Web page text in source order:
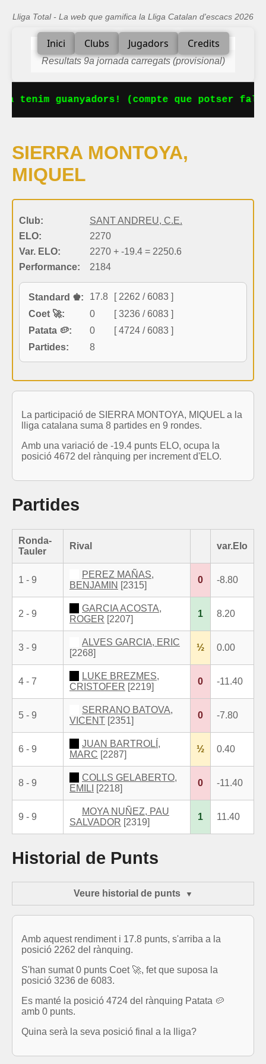
Lliga Total - La web que gamifica la Lliga Catalan d'escacs 2026
Inici Clubs Jugadors Credits
Resultats 9a jornada carregats (provisional)
tenim guanyadors! (compte que potser
SIERRA MONTOYA,
MIQUEL
Club:
SANT ANDREU, C.E.
ELO:
2270
Var. ELO:
2270 + -19.4 = 2250.6
Performance:
2184
Standard ♚: 17.8
[ 2262 / 6083 ]
Coet 🚀:
0
[ 3236 / 6083 ]
Patata 🥔:
0
[ 4724 / 6083 ]
Partides:
8
La participació de SIERRA MONTOYA, MIQUEL a la
lliga catalana suma 8 partides en 9 rondes.
Amb una variació de -19.4 punts ELO, ocupa la
posició 4672 del rànquing per increment d'ELO.
Partides
Ronda-
Tauler
Rival var.Elo
1 - 9
PEREZ MAÑAS,
BENJAMIN [2315]
0 -8.80
2 - 9
GARCIA ACOSTA,
ROGER [2207]
1 8.20
3 - 9
ALVES GARCIA, ERIC
[2268]
½ 0.00
4 - 7
LUKE BREZMES,
CRISTOFER [2219]
0 -11.40
5 - 9
SERRANO BATOVA,
VICENT [2351]
0 -7.80
6 - 9
JUAN BARTROLÍ,
MARC [2287]
½ 0.40
8 - 9
COLLS GELABERTO,
EMILI
[2218]
0 -11.40
9 - 9
MOYA NUÑEZ, PAU
SALVADOR [2319]
1 11.40
Historial de Punts
Veure historial de punts
Amb aquest rendiment i 17.8 punts, s'arriba a la
posició 2262 del rànquing.
S'han sumat 0 punts Coet 🚀, fet que suposa la
posició 3236 de 6083.
Es manté la posició 4724 del rànquing Patata 🥔
amb 0 punts.
Quina serà la seva posició final a la lliga?